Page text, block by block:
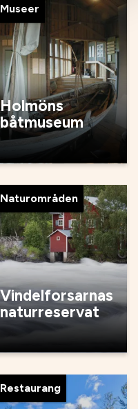
Museer
Holmöns
båtmuseum
Naturområden
Vindelforsarnas
naturreservat
Restaurang